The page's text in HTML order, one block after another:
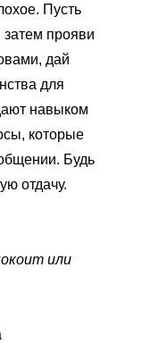
Пусть
затем прояви
дай
для
навыком
которые
Будь
отдачу.
или